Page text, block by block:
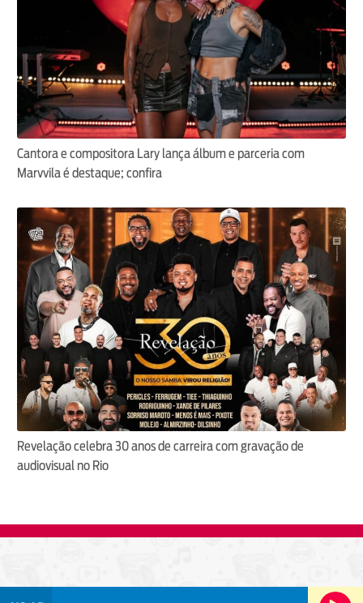
Cantora e compositora Lary lança álbum e parceria com
Marvvila é destaque; confira
Revelação celebra 30 anos de carreira com gravação de
audiovisual no Rio